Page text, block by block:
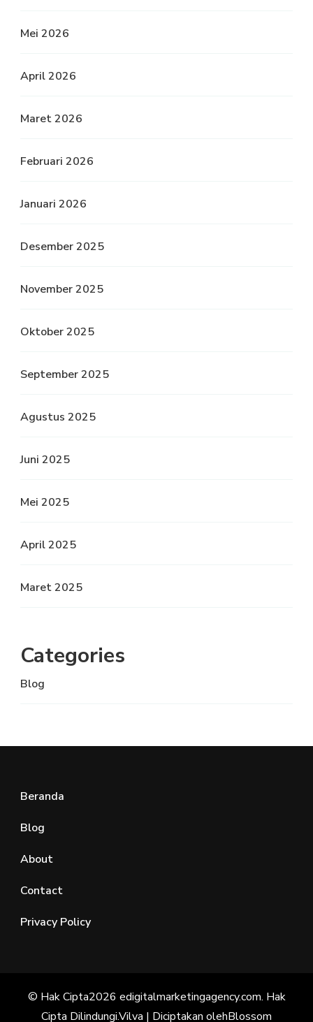
Mei 2026
April 2026
Maret 2026
Februari 2026
Januari 2026
Desember 2025
November 2025
Oktober 2025
September 2025
Agustus 2025
Juni 2025
Mei 2025
April 2025
Maret 2025
Categories
Blog
Beranda
Blog
About
Contact
Privacy Policy
© Hak Cipta2026 edigitalmarketingagency.com. Hak
Cipta Dilindungi.Vilva | Diciptakan olehBlossom